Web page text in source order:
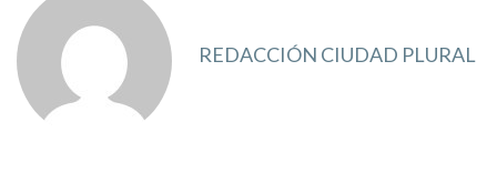
REDACCIÓN CIUDAD PLURAL